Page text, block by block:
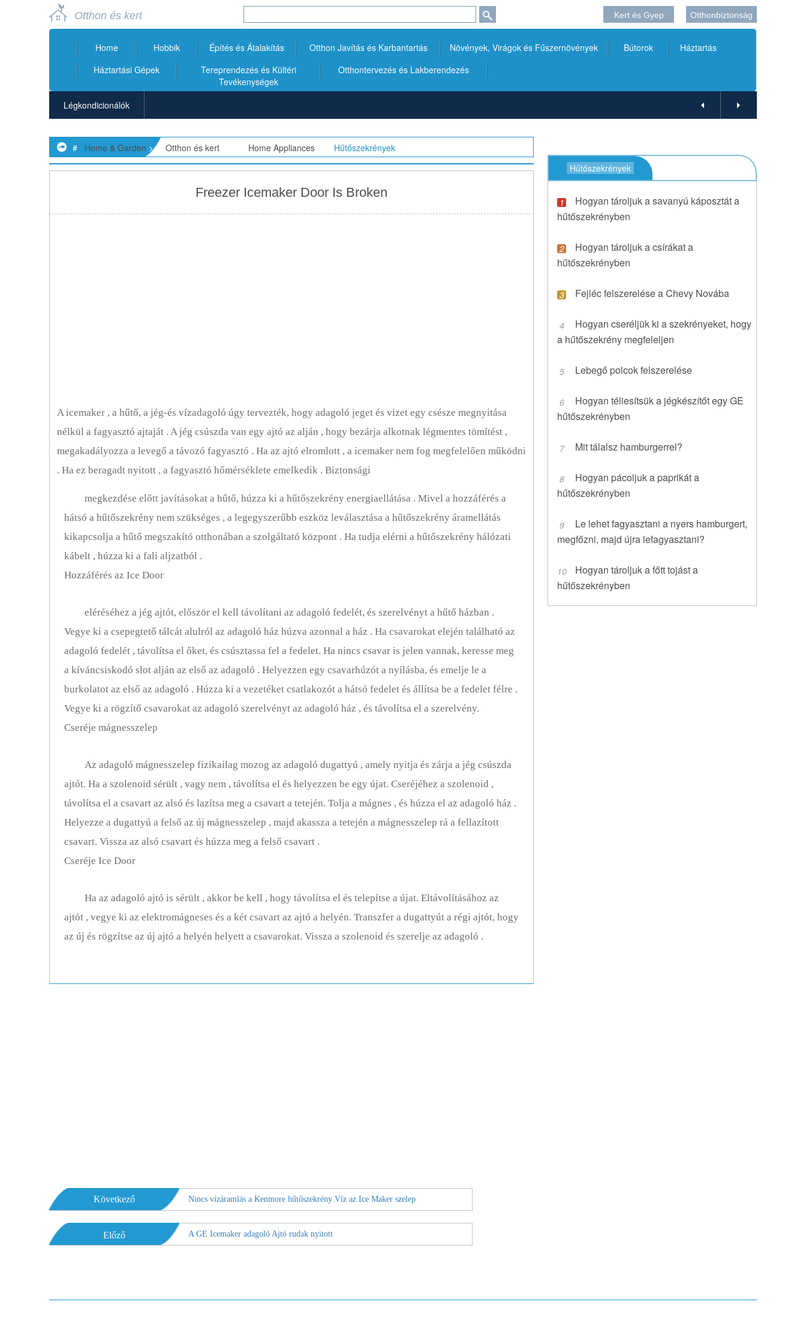
Otthon és kert Kert és Gyep Otthonbiztonság
Home Hobbik Építés és Átalakítás Otthon Javítás és Karbantartás Növények, Virágok és Fűszernövények Bútorok
Háztartás
Háztartási Gépek
Tereprendezés és Kültéri
Tevékenységek
Otthontervezés és Lakberendezés
Légkondicionálók
Készülék Javítás
Mosogatógépek
# Home & Garden >> Otthon és kert Home Appliances Hűtőszekrények
Freezer Icemaker Door Is Broken
A icemaker , a hűtő, a jég-és vízadagoló úgy tervezték, hogy adagoló jeget és vizet egy csésze megnyitása
nélkül a fagyasztó ajtaját . A jég csúszda van egy ajtó az alján , hogy bezárja alkotnak légmentes tömítést ,
megakadályozza a levegő a távozó fagyasztó . Ha az ajtó elromlott , a icemaker nem fog megfelelően működni
. Ha ez beragadt nyitott , a fagyasztó hőmérséklete emelkedik . Biztonsági
megkezdése előtt javításokat a hűtő, húzza ki a hűtőszekrény energiaellátása . Mivel a hozzáférés a
hátsó a hűtőszekrény nem szükséges , a legegyszerűbb eszköz leválasztása a hűtőszekrény áramellátás
kikapcsolja a hűtő megszakító otthonában a szolgáltató központ . Ha tudja elérni a hűtőszekrény hálózati
kábelt , húzza ki a fali aljzatból .
Hozzáférés az Ice Door
eléréséhez a jég ajtót, először el kell távolítani az adagoló fedelét, és szerelvényt a hűtő házban .
Vegye ki a csepegtető tálcát alulról az adagoló ház húzva azonnal a ház . Ha csavarokat elején található az
adagoló fedelét , távolítsa el őket, és csúsztassa fel a fedelet. Ha nincs csavar is jelen vannak, keresse meg
a kíváncsiskodó slot alján az első az adagoló . Helyezzen egy csavarhúzót a nyílásba, és emelje le a
burkolatot az első az adagoló . Húzza ki a vezetéket csatlakozót a hátsó fedelet és állítsa be a fedelet félre .
Vegye ki a rögzítő csavarokat az adagoló szerelvényt az adagoló ház , és távolítsa el a szerelvény.
Cseréje mágnesszelep
Az adagoló mágnesszelep fizikailag mozog az adagoló dugattyú , amely nyitja és zárja a jég csúszda
ajtót. Ha a szolenoid sérült , vagy nem , távolítsa el és helyezzen be egy újat. Cseréjéhez a szolenoid ,
távolítsa el a csavart az alsó és lazítsa meg a csavart a tetején. Tolja a mágnes , és húzza el az adagoló ház .
Helyezze a dugattyú a felső az új mágnesszelep , majd akassza a tetején a mágnesszelep rá a fellazított
csavart. Vissza az alsó csavart és húzza meg a felső csavart .
Cseréje Ice Door
Ha az adagoló ajtó is sérült , akkor be kell , hogy távolítsa el és telepítse a újat. Eltávolításához az
ajtót , vegye ki az elektromágneses és a két csavart az ajtó a helyén. Transzfer a dugattyút a régi ajtót, hogy
az új és rögzítse az új ajtó a helyén helyett a csavarokat. Vissza a szolenoid és szerelje az adagoló .
Következő Nincs vízáramlás a Kenmore hűtőszekrény Víz az Ice Maker szelep
Előző A GE Icemaker adagoló Ajtó rudak nyitott
Hűtőszekrények
Hogyan tároljuk a savanyú káposztát a
hűtőszekrényben
Hogyan tároljuk a csírákat a
hűtőszekrényben
Fejléc felszerelése a Chevy Novába
Hogyan cseréljük ki a szekrényeket, hogy
a hűtőszekrény megfeleljen
Lebegő polcok felszerelése
Hogyan téliesítsük a jégkészítőt egy GE
hűtőszekrényben
Mit tálalsz hamburgerrel?
Hogyan pácoljuk a paprikát a
hűtőszekrényben
Le lehet fagyasztani a nyers hamburgert,
megfőzni, majd újra lefagyasztani?
Hogyan tároljuk a főtt tojást a
hűtőszekrényben